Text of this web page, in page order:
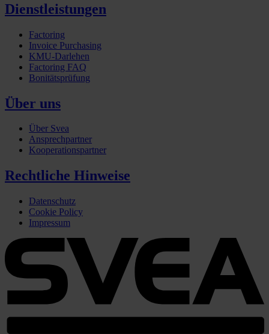
Dienstleistungen
Factoring
Invoice Purchasing
KMU-Darlehen
Factoring FAQ
Bonitätsprüfung
Über uns
Über Svea
Ansprechpartner
Kooperationspartner
Rechtliche Hinweise
Datenschutz
Cookie Policy
Impressum